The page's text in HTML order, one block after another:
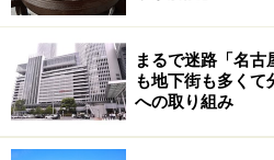
まるで迷路「名古
も地下街も多くて
への取り組み